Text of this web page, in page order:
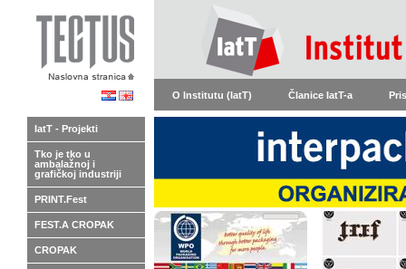
O Institutu (IatT) Članice IatT-a
IatT - Projekti
Tko je tko u
ambalažnoj i
grafičkoj industriji
PRINT.Fest
FEST.A CROPAK
CROPAK